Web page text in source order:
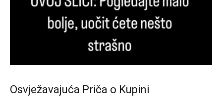
Osvježavajuća Priča o Kupini